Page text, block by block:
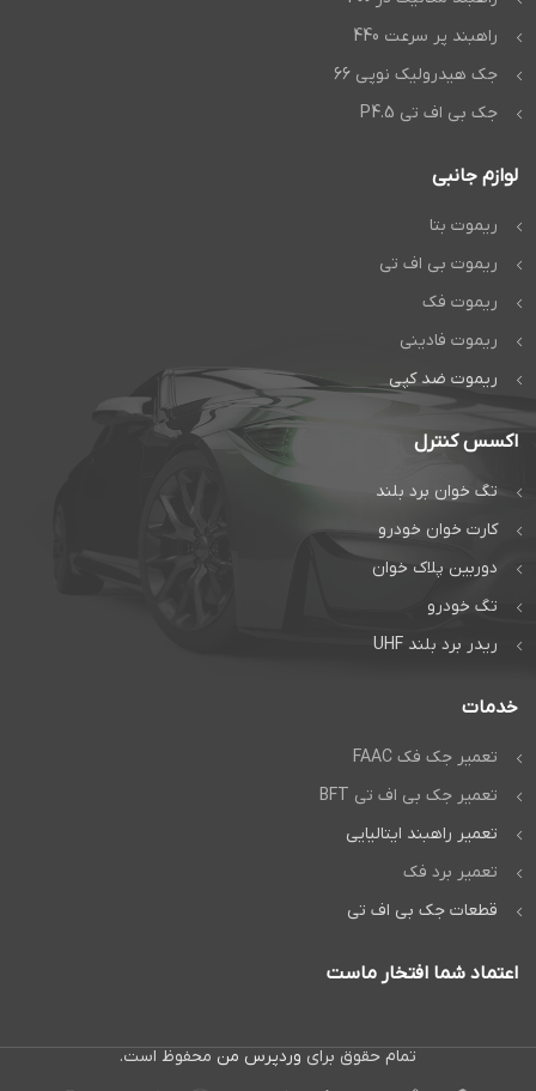
راهبند پر سرعت 440
جک هیدرولیک نوپی 66
جک بی اف تی P4.5
لوازم جانبی
ریموت بتا
ریموت بی اف تی
ریموت فک
ریموت فادینی
ریموت ضد کپی
اکسس کنترل
تگ خوان برد بلند
کارت خوان خودرو
دوربین پلاک خوان
تگ خودرو
ریدر برد بلند UHF
خدمات
تعمیر جک فک FAAC
تعمیر جک بی اف تی BFT
تعمیر راهبند ایتالیایی
تعمیر برد فک
قطعات جک بی اف تی
اعتماد شما افتخار ماست
تمام حقوق برای وردپرس من محفوظ است.